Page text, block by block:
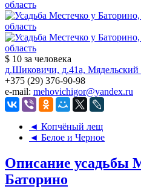
$ 10 за человека
д.Шиковичи, д.41а, Мядельский
+375 (29) 376-90-98
e-mail: mehovichigor@yandex.ru
◄ Копчёный лещ
◄ Белое и Черное
Описание усадьбы
Баторино